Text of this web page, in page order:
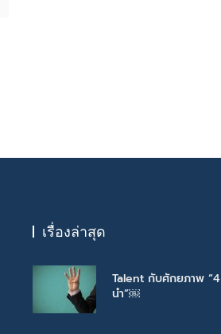
เรื่องล่าสุด
Talent กับศักยภาพ “4
นำ”￼